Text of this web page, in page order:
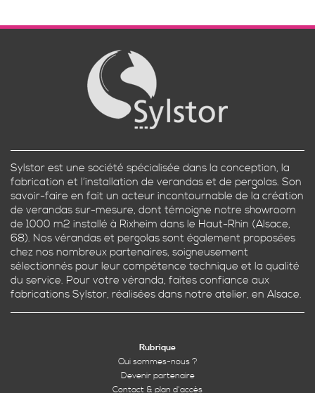
Sylstor est une société spécialisée dans la conception, la
fabrication et l’installation de verandas et de pergolas. Son
savoir-faire en fait un acteur incontournable de la création
de verandas sur-mesure, dont témoigne notre showroom
de 1000 m2 installé à Rixheim dans le Haut-Rhin (Alsace,
68). Nos vérandas et pergolas sont également proposées
chez nos nombreux partenaires, soigneusement
sélectionnés pour leur compétence technique et la qualité
du service. Pour votre véranda, faites confiance aux
fabrications Sylstor, réalisées dans notre atelier, en Alsace.
Rubrique
Qui sommes-nous ?
Devenir partenaire
Contact & plan d'accès